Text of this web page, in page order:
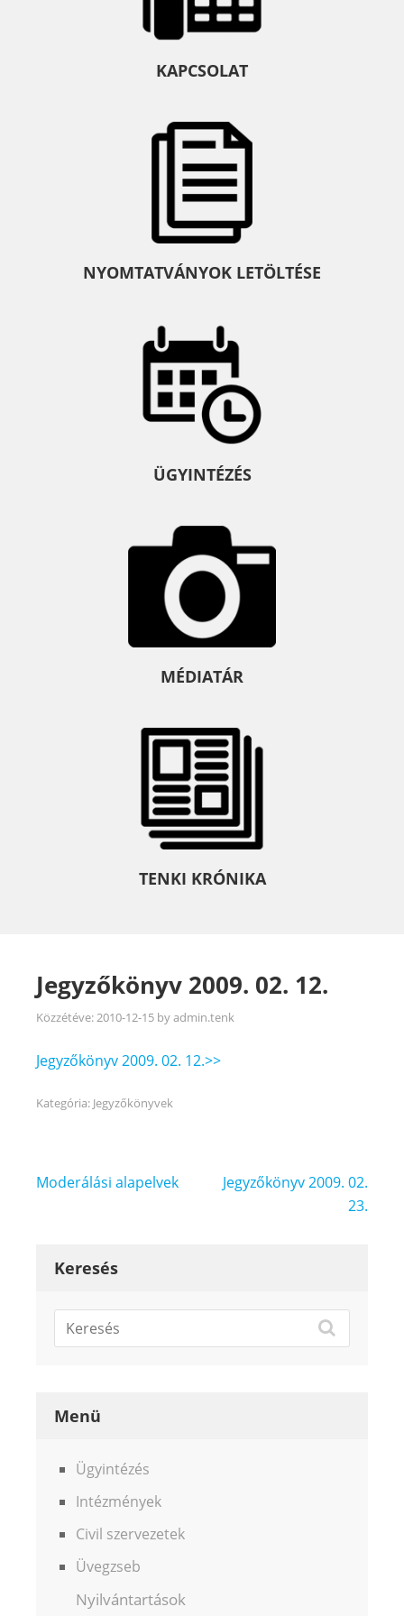
KAPCSOLAT
NYOMTATVÁNYOK LETÖLTÉSE
ÜGYINTÉZÉS
MÉDIATÁR
TENKI KRÓNIKA
Jegyzőkönyv 2009. 02. 12.
Közzétéve:2010-12-15 byadmin.tenk
Jegyzőkönyv 2009. 02. 12.>>
Kategória: Jegyzőkönyvek
Bejegyzés
Moderálási alapelvek
Jegyzőkönyv 2009. 02.
23.
Keresés
Menü
Ügyintézés
Intézmények
Civil szervezetek
Üvegzseb
Nyilvántartások